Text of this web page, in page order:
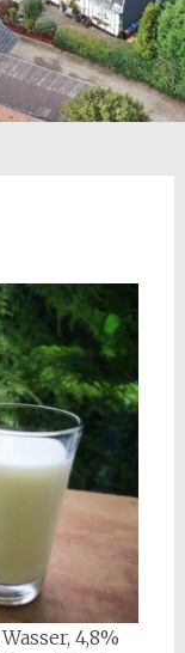
4,8%